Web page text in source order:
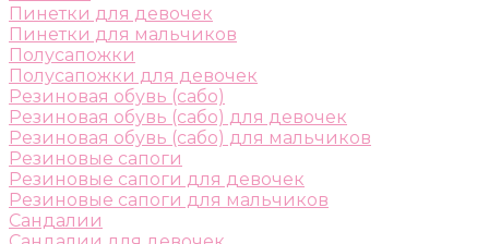
Пинетки для девочек
Пинетки для мальчиков
Полусапожки
Полусапожки для девочек
Резиновая обувь (сабо)
Резиновая обувь (сабо) для девочек
Резиновая обувь (сабо) для мальчиков
Резиновые сапоги
Резиновые сапоги для девочек
Резиновые сапоги для мальчиков
Сандалии